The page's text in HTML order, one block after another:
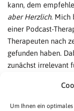
Um Ihnen ein
kann, dem
aber Herzlich. Mich
einer Podcast-
Therapeuten nach
gefunden haben.
zunächst irrelevant
Weiterhin